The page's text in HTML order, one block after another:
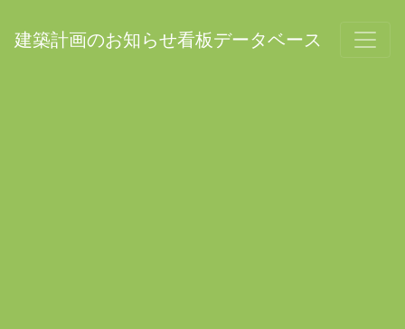
建築計画のお知らせ看板データベース